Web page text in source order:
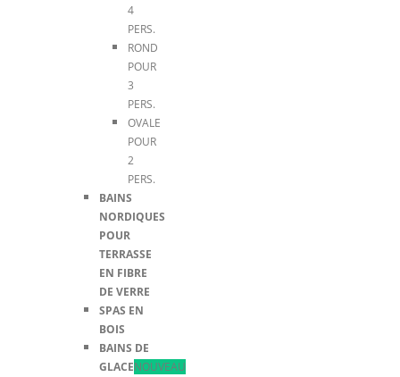
4
PERS.
ROND
POUR
3
PERS.
OVALE
POUR
2
PERS.
BAINS
NORDIQUES
POUR
TERRASSE
EN FIBRE
DE VERRE
SPAS EN
BOIS
BAINS DE
GLACENOUVEAU